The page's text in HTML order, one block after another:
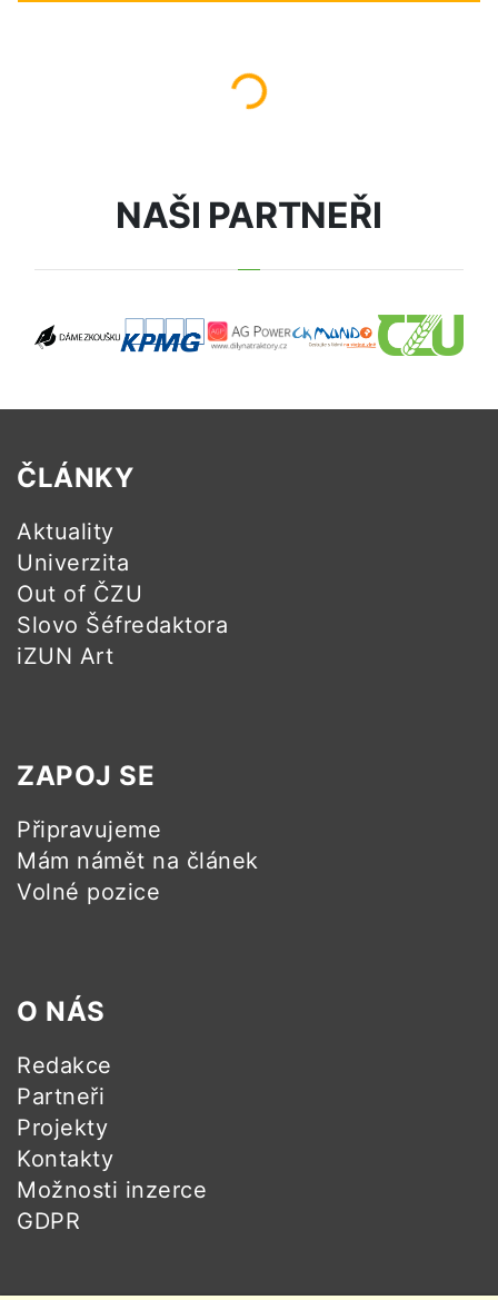
Načítám...
NAŠI PARTNEŘI
ČLÁNKY
Aktuality
Univerzita
Out of ČZU
Slovo Šéfredaktora
iZUN Art
ZAPOJ SE
Připravujeme
Mám námět na článek
Volné pozice
O NÁS
Redakce
Partneři
Projekty
Kontakty
Možnosti inzerce
GDPR